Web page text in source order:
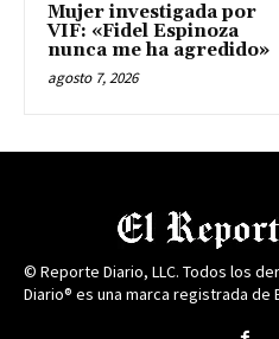
Mujer investigada por
VIF: «Fidel Espinoza
nunca me ha agredido»
agosto 7, 2026
© Reporte Diario, LLC. Todos los
Diario® es una marca registrada de